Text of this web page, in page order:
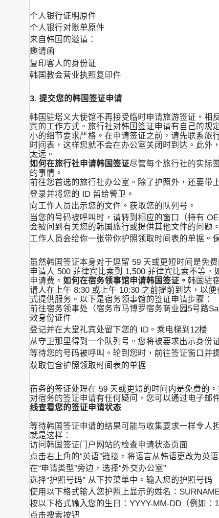
个人银行证明原件
个人银行对账单原件
来自韩国的邀请：
邀请函
复印客人的身份证
韩国教会营业执照复印件
3. 提交您的韩国签证申请
韩国驻塔义大使馆不再接受临时申请旅游签证。相
宾的工作方式。旅行社对韩国签证申请有自己的规
小的细节要求严格。在申请签证之前，请先联系旅
时间表，这样您就不会在办公室关闭时到达。此外
太远。
如何在旅行社申请韩国签证尽管每个旅行社的实际
的事情。
前往您首选的旅行社办公室。除了护照外，还要带
登录并将您的 ID 留给警卫。
向工作人员出示您的文件。获取您的队列号。
当您的号码被呼叫时，请转到相应的窗口（持有
会被问到有关您的韩国旅行或提供其他文件的问题
工作人员会给你一张带你护照领取时间表的单据。
虽然韩国签证本身对于逗留 59 天或更短时间是免
申请人 500 菲律宾比索到 1,500 菲律宾比索不等
申请费。 如何在宿务领事馆申请韩国签证。 韩国驻
请人在上午 8:30 或上午 10:30 之前提前到达，以
式提供服务。以下是宿务领事馆的签证申请步骤：
前往宿务领事处（宿务市马博罗宿务商业园5号路
效身份证件
登记并在大堂礼宾处留下您的 ID。乘电梯到12楼
从守卫那里得到一个队列号。您将被要求出示身份
等待您的号码被呼叫。轮到您时，前往签证窗口并
获取包含护照领取时间表的单据
宿务的签证处理在 59 天或更短的时间内是免费的
对宿务的签证申请有任何疑问，您可以通过电子邮
线查看您的签证申请状态
等待韩国签证申请的结果可能与收集要求一样令人
就是这样：
访问韩国签证门户网站的检查申请状态页面
点击右上角的“英语”链接，将语言从韩语更改为英语
在“申请类型”旁边，选择“外交办公室”
选择“护照号码” 从下拉菜单中。输入您的护照号码
使用以下格式输入您护照上显示的姓名：
按以下格式输入您的生日：YYYY-MM-DD（例如：
点击搜索按钮